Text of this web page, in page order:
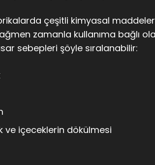
çeşitli kimyasal maddeler
zamanla kullanıma bağlı
sebepleri şöyle sıralanabilir:
ve içeceklerin dökülmesi